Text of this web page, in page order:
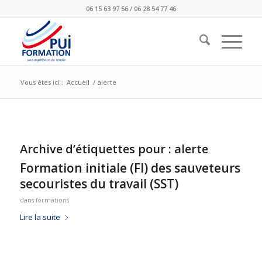
06 15 63 97 56 / 06 28 54 77 46
Vous êtes ici : Accueil / alerte
Archive d’étiquettes pour : alerte
Formation initiale (FI) des sauveteurs
secouristes du travail (SST)
dans formations
Lire la suite